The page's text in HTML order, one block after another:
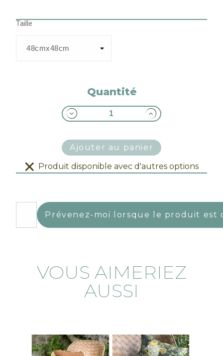
Taille
Quantité
Ajouter au panier
Produit disponible avec d'autres options
Prévenez-moi lorsque le produit est
VOUS AIMERIEZ
AUSSI